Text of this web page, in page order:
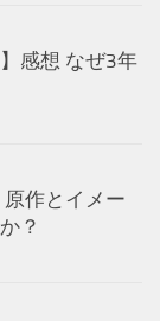
感想 なぜ3年
作とイメー
？